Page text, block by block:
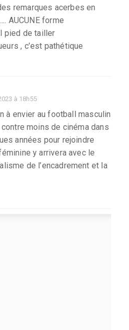
remarques acerbes en
AUCUNE forme
pied de tailler
, c’est pathétique
à 18h55
à envier au football masculin
moins de cinéma dans
années pour rejoindre
y arrivera avec le
de l’encadrement et la